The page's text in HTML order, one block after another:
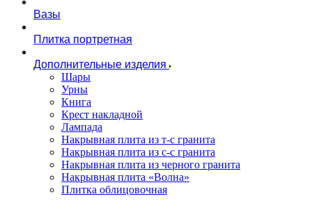
Вазы
Плитка портретная
Дополнительные изделия
Шары
Урны
Книга
Крест накладной
Лампада
Накрывная плита из т-с гранита
Накрывная плита из с-с гранита
Накрывная плита из черного гранита
Накрывная плита «Волна»
Плитка облицовочная